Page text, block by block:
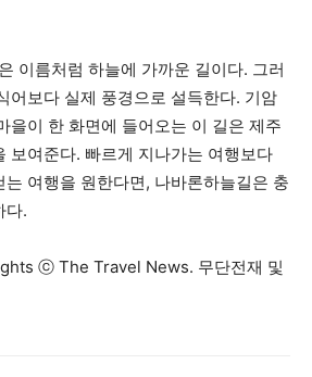
이름처럼 하늘에 가까운 길이다. 그러
어보다 실제 풍경으로 설득한다. 기암
을이 한 화면에 들어오는 이 길은 제주
보여준다. 빠르게 지나가는 여행보다
여행을 원한다면, 나바론하늘길은 충
다.
ⓒ The Travel News. 무단전재 및